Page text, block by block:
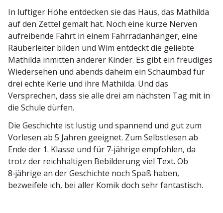
In luftiger Höhe entdecken sie das Haus, das Mathilda
auf den Zettel gemalt hat. Noch eine kurze Nerven
aufrei­bende Fahrt in einem Fahrrad­an­hänger, eine
Räuber­leiter bilden und Wim entdeckt die geliebte
Mathilda inmitten anderer Kinder. Es gibt ein freudiges
Wieder­sehen und abends daheim ein Schaumbad für
drei echte Kerle und ihre Mathilda. Und das
Versprechen, dass sie alle drei am nächsten Tag mit in
die Schule dürfen.
Die Geschichte ist lustig und spannend und gut zum
Vorlesen ab 5 Jahren geeignet. Zum Selbst­lesen ab
Ende der 1. Klasse und für 7‑jährige empfohlen, da
trotz der reich­hal­tigen Bebil­derung viel Text. Ob
8‑jährige an der Geschichte noch Spaß haben,
bezweifele ich, bei aller Komik doch sehr fantastisch.